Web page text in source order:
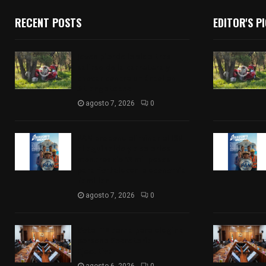
RECENT POSTS
agosto 7, 2026 0
agosto 7, 2026 0
EDITOR'S